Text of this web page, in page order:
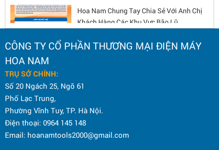
Hoa Nam Chung Tay Chia Sẻ Với Anh Chị
Khách Hàng Các Khu Vực Bão Lũ
DONGCHENG 2025 – CƠ HỘI HẤP DẪN
CHO ĐẠI LÝ
CÔNG TY CỔ PHẦN THƯƠNG MẠI ĐIỆN MÁY
HOA NAM
TRỤ SỞ CHÍNH:
Số 20 Ngách 25, Ngõ 61
Phố Lạc Trung,
Phường Vĩnh Tuy, TP. Hà Nội.
Điện thoại: 0964 145 148
Email: hoanamtools2000@gmail.com